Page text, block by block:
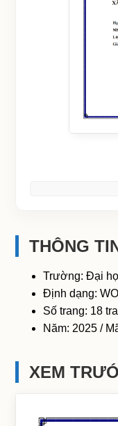
THÔNG
Trường: Đại
Định dạng:
Số trang: 18
Năm: 2025 /
XEM